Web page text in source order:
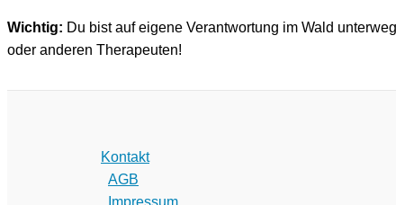
Wichtig: Du bist auf eigene Verantwortung im Wald
oder anderen Therapeuten!
Kontakt
AGB
Impressum